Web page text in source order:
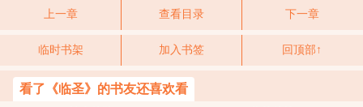
上一章 查看目录 下一章
临时书架 加入书签 回顶部↑
看了《临圣》的书友还喜欢看